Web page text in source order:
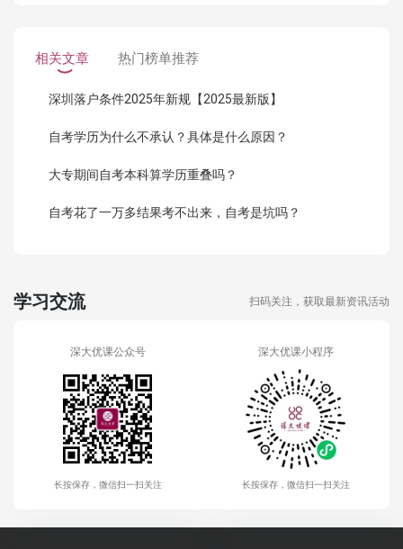
相关文章 热门榜单推荐
深圳落户条件2025年新规【2025最新版】
自考学历为什么不承认？具体是什么原因？
大专期间自考本科算学历重叠吗？
自考花了一万多结果考不出来，自考是坑吗？
学习交流 扫码关注，获取最新资讯活动
深大优课公众号
长按保存，微信扫一扫关注
深大优课小程序
长按保存，微信扫一扫关注